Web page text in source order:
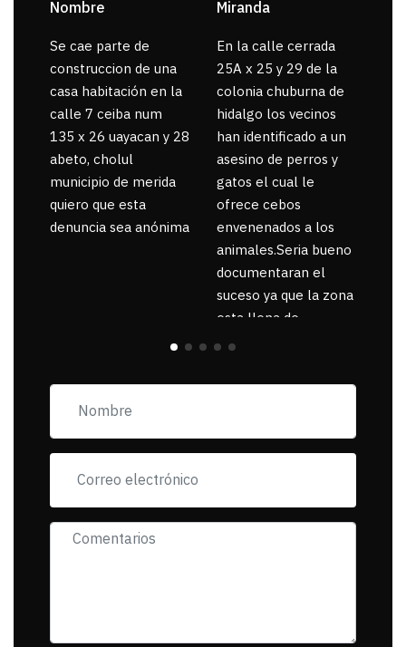
Nombre
Se cae parte de
construccion de una
casa habitación en la
calle 7 ceiba num
135 x 26 uayacan y 28
abeto, cholul
municipio de merida
quiero que esta
denuncia sea anónima
Miranda
En la calle cerrada
25A x 25 y 29 de la
colonia chuburna de
hidalgo los vecinos
han identificado a un
asesino de perros y
gatos el cual le
ofrece cebos
envenenados a los
animales.Seria bueno
documentaran el
suceso ya que la zona
esta llena de
pancartas de
exigiendo al asesino
muerta.